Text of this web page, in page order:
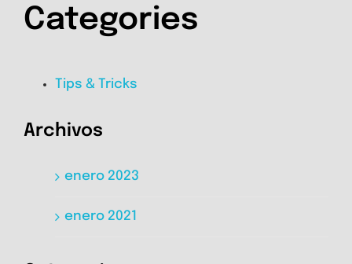
Categories
Tips & Tricks
Archivos
enero 2023
enero 2021